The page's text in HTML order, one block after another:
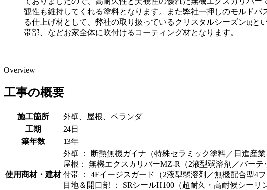
観性も維持してくれる塗料となります。また弊社一押しのモルド
る仕上げ材として、弊社の取り扱っているクリスタルシーズンtg
帯部、などお家全体に吹付けるコーティング材となります。
Overview
工事の概要
施工箇所
外壁、屋根、ベランダ
工期
24日
築年数
13年
使用商材・建材
外壁 ： 断熱無機ガイナ（特殊セラミック塗料／日進産業
屋根： 無機エクスカリバーMZ-R（2液型弱溶剤／バー
付帯 ： 4Fイージスガード（2液型弱溶剤／無機配合型4フ
目地＆開口部 ： SRシールH100（超耐久・高耐候シーリ